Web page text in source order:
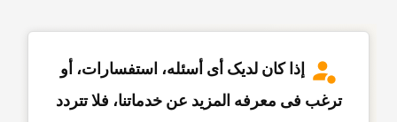
إذا کان لدیک أی أسئله، استفسارات، أو
ترغب فی معرفه المزید عن خدماتنا، فلا تتردد